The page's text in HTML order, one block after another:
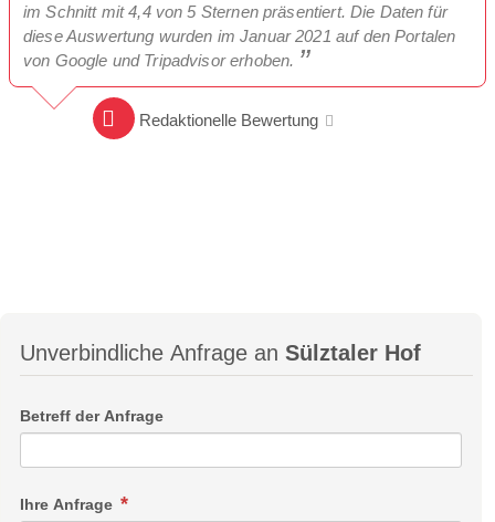
im Schnitt mit 4,4 von 5 Sternen präsentiert. Die Daten für
diese Auswertung wurden im Januar 2021 auf den Portalen
von Google und Tripadvisor erhoben.
Redaktionelle Bewertung
Unverbindliche Anfrage an Sülztaler Hof
Betreff der Anfrage
Ihre Anfrage